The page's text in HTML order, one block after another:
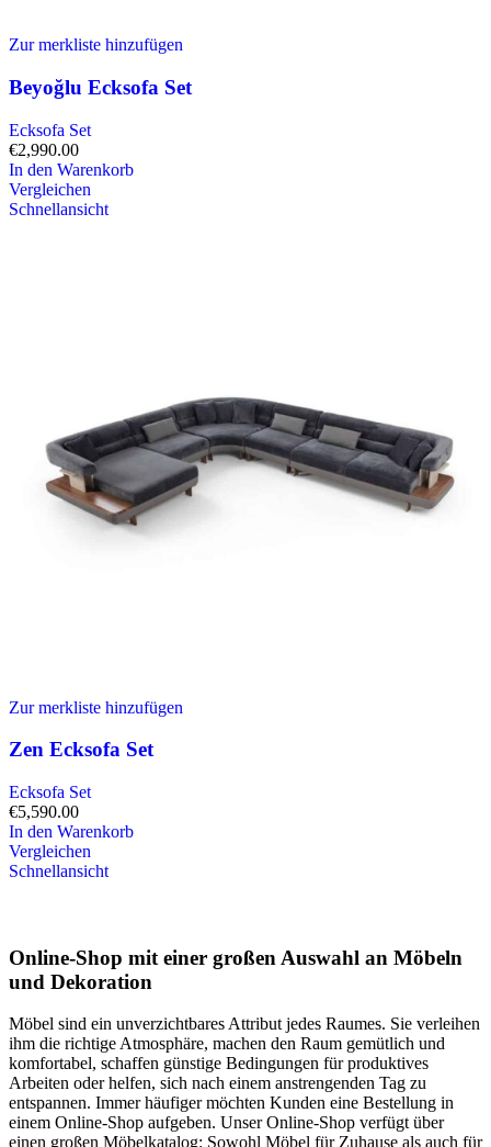
Zur merkliste hinzufügen
Beyoğlu Ecksofa Set
Ecksofa Set
€2,990.00
In den Warenkorb
Vergleichen
Schnellansicht
Zur merkliste hinzufügen
Zen Ecksofa Set
Ecksofa Set
€5,590.00
In den Warenkorb
Vergleichen
Schnellansicht
Online-Shop mit einer großen Auswahl an Möbeln
und Dekoration
Möbel sind ein unverzichtbares Attribut jedes Raumes. Sie verleihen
ihm die richtige Atmosphäre, machen den Raum gemütlich und
komfortabel, schaffen günstige Bedingungen für produktives
Arbeiten oder helfen, sich nach einem anstrengenden Tag zu
entspannen. Immer häufiger möchten Kunden eine Bestellung in
einem Online-Shop aufgeben. Unser Online-Shop verfügt über
einen großen Möbelkatalog: Sowohl Möbel für Zuhause als auch für